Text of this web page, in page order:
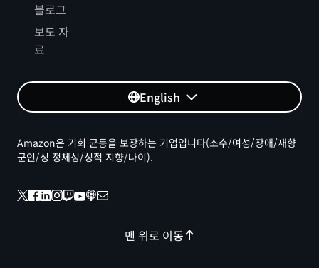
블로그
보도 자
료
English
맨 위로 이동
Amazon은 기회 균등을 보장하는 기업입니다(소수/여성/장애/재향
군인/성 정체성/성적 지향/나이).